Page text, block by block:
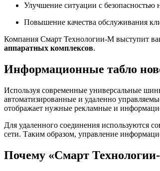
Улучшение ситуации с безопасностью
Повышение качества обслуживания
Компания Смарт Технологии-М выступит
аппаратных комплексов.
Информационные табло
Используя современные универсальные
автоматизированные и удаленно
отображает нужные рекламные и
Для удаленного соединения используются
сети. Таким образом, управление
Почему «Смарт